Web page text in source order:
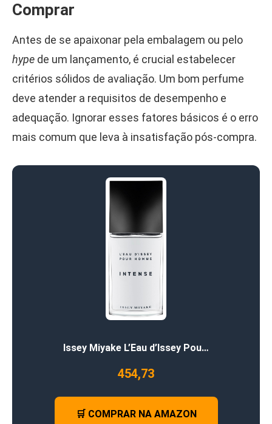
Comprar
Antes de se apaixonar pela embalagem ou pelo
hype de um lançamento, é crucial estabelecer
critérios sólidos de avaliação. Um bom perfume
deve atender a requisitos de desempenho e
adequação. Ignorar esses fatores básicos é o erro
mais comum que leva à insatisfação pós-compra.
Issey Miyake L’Eau d’Issey Pou…
454,73
🛒 COMPRAR NA AMAZON